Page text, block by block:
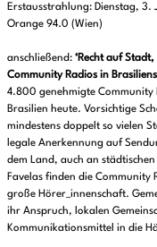
Erstausstrahlung: Dienstag, 3.
Orange 94.0 (Wien)
anschließend: ‘Recht auf
Community Radios in Brasiliens
4.800 genehmigte Community
Brasilien heute. Vorsichtige
mindestens doppelt so vielen
legale Anerkennung auf
dem Land, auch an
Favelas finden die Community
große Hörer_innenschaft.
ihr Anspruch, lokalen
Kommunikationsmittel in die